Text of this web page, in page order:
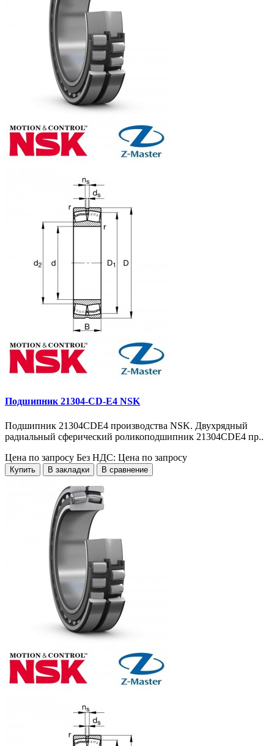
Подшипник 21304-CD-E4 NSK
Подшипник 21304CDE4 производства NSK. Двухрядный
радиальный сферический роликоподшипник 21304CDE4 пр..
Цена по запросу Без НДС: Цена по запросу
Купить В закладки В сравнение